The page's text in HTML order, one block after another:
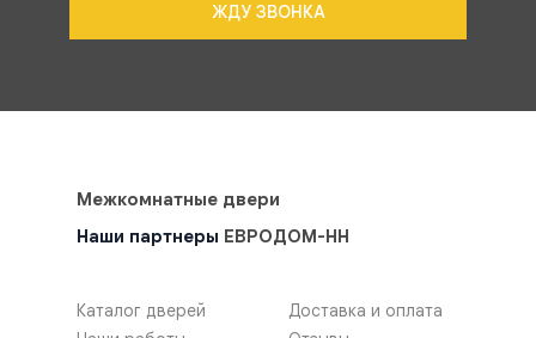
ЖДУ ЗВОНКА
Межкомнатные двери
Наши партнеры ЕВРОДОМ-НН
Каталог дверей
Доставка и оплата